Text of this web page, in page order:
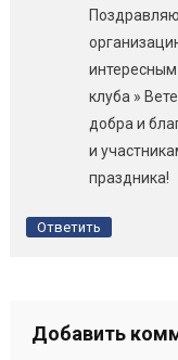
клуба »
добра и
и
праздника!
Ответить
Добавить